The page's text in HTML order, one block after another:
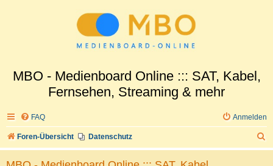
MBO - Medienboard Online ::: SAT, Kabel,
Fernsehen, Streaming & mehr
FAQ Anmelden
Foren-Übersicht Datenschutz
u